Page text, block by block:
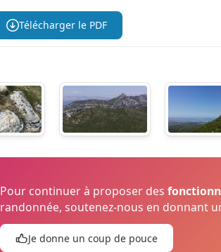
Télécharger le PDF
Pour continuer à proposer des
randonnée, soutenez-nous en donnant
Je donne un coup de pouce